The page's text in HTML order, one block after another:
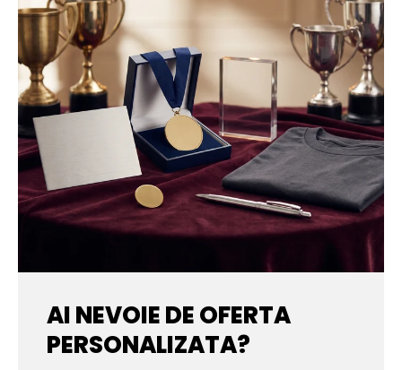
AI NEVOIE DE OFERTA
PERSONALIZATA?